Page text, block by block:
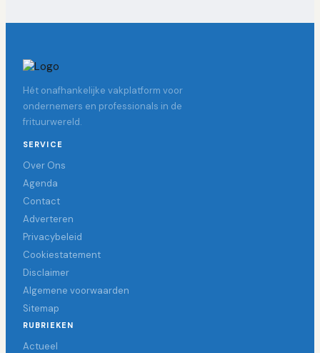
Hét onafhankelijke vakplatform voor
ondernemers en professionals in de
frituurwereld.
SERVICE
Over Ons
Agenda
Contact
Adverteren
Privacybeleid
Cookiestatement
Disclaimer
Algemene voorwaarden
Sitemap
RUBRIEKEN
Actueel